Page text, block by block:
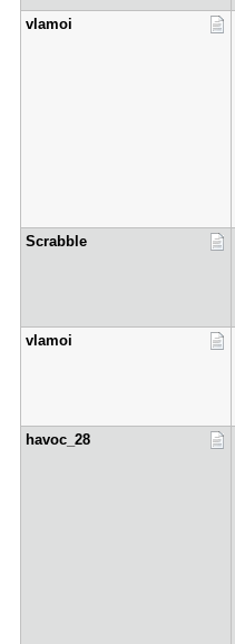
vlamoi
Scrabble
vlamoi
havoc_28